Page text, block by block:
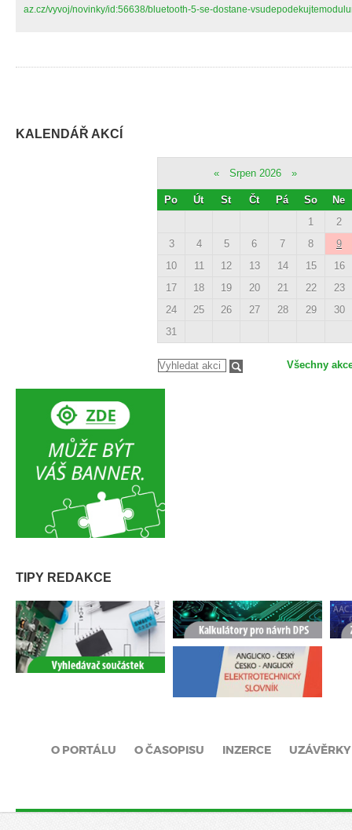
az.cz/vyvoj/novinky/id:56638/bluetooth-5-se-dostane-
KALENDÁŘ AKCÍ
« Srpen 2026 »
Po Út St Čt Pá So
Ne
1
2
3
4 5 6 7 8
9
10
11 12 13 14 15
16
17
18 19 20 21 22
23
24
25 26 27 28 29
30
31
Všechny
TIPY REDAKCE
O PORTÁLU O ČASOPISU INZERCE UZÁVĚRKY